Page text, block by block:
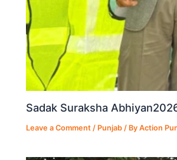
Sadak Suraksha
Leave a Comment / Punjab / ByAction